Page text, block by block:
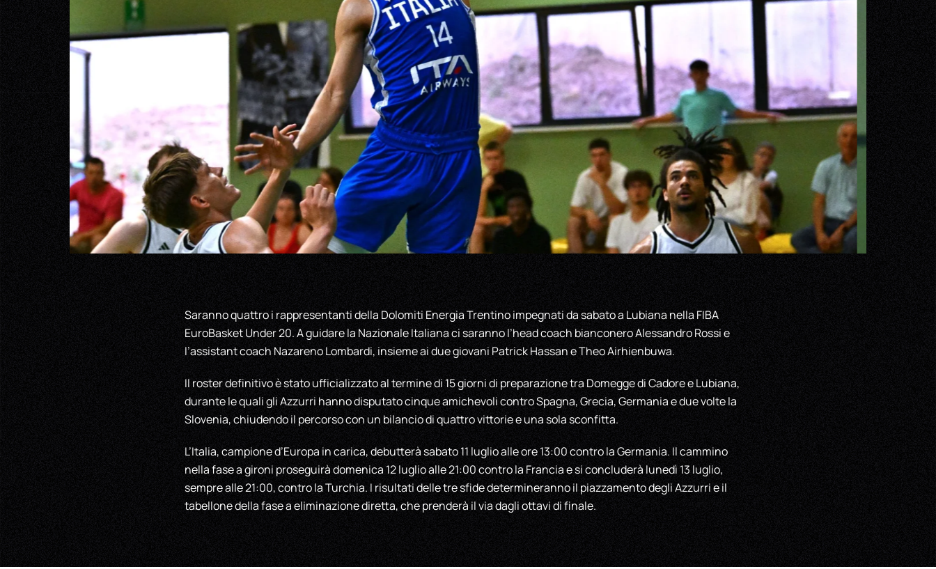
Saranno quattro i rappresentanti della Dolomiti Energia Trentino impegnati da sabato a Lubiana nella FIBA
EuroBasket Under 20. A guidare la Nazionale Italiana ci saranno l’head coach bianconero Alessandro Rossi e
l’assistant coach Nazareno Lombardi, insieme ai due giovani Patrick Hassan e Theo Airhienbuwa.
Il roster definitivo è stato ufficializzato al termine di 15 giorni di preparazione tra Domegge di Cadore e Lubiana,
durante le quali gli Azzurri hanno disputato cinque amichevoli contro Spagna, Grecia, Germania e due volte la
Slovenia, chiudendo il percorso con un bilancio di quattro vittorie e una sola sconfitta.
L’Italia, campione d’Europa in carica, debutterà sabato 11 luglio alle ore 13:00 contro la Germania. Il cammino
nella fase a gironi proseguirà domenica 12 luglio alle 21:00 contro la Francia e si concluderà lunedì 13 luglio,
sempre alle 21:00, contro la Turchia. I risultati delle tre sfide determineranno il piazzamento degli Azzurri e il
tabellone della fase a eliminazione diretta, che prenderà il via dagli ottavi di finale.